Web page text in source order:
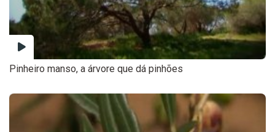
Pinheiro manso, a árvore que dá pinhões